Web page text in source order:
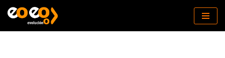
Saltar